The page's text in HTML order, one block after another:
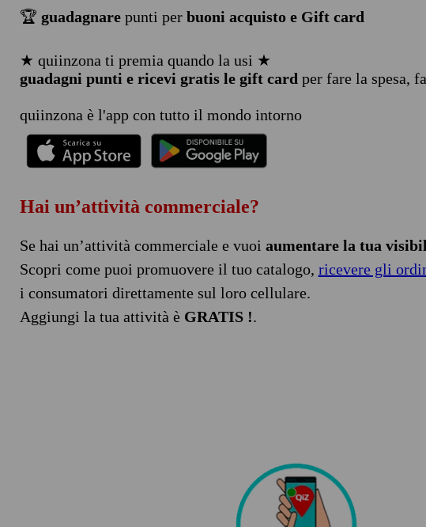
🏆 guadagnarepunti per buoni acquisto e Gift card
★ quiinzona ti premia quando la usi ★
guadagni punti e ricevi gratis le gift card per fare la spesa,
quiinzona è l'app con tutto il mondo intorno
Hai un’attività commerciale?
Se hai un’attività commerciale e vuoi aumentare la tua
Scopri come puoi promuovere il tuo catalogo, ricevere gli
i consumatori direttamente sul loro cellulare.
Aggiungi la tua attività è GRATIS !.